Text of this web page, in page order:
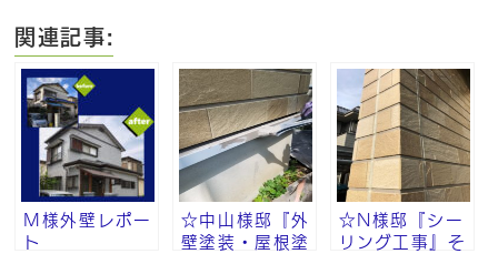
関連記事:
Ｍ様外壁レポー
ト
☆中山様邸『外
壁塗装・屋根塗
☆N様邸『シー
リング工事』そ